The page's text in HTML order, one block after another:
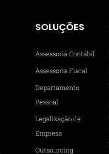
SOLUÇÕES
Assessoria Contábil
Assessoria Fiscal
Departamento
Pessoal
Legalização de
Empresa
Outsourcing